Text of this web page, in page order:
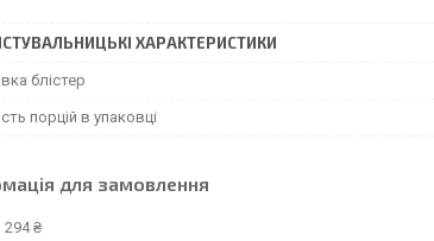
ХАРАКТЕРИСТИКИ
блістер
порцій в упаковці
для замовлення
294 ₴